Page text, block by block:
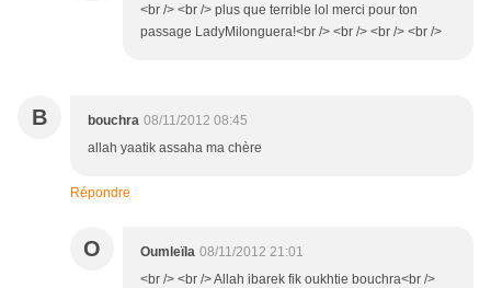
<br /> <br /> plus que terrible lol merci pour ton
passage LadyMilonguera!<br /> <br /> <br /> <br />
B bouchra 08/11/2012 08:45
allah yaatik assaha ma chère
Répondre
O Oumleïla 08/11/2012 21:01
<br /> <br /> Allah ibarek fik oukhtie bouchra<br />